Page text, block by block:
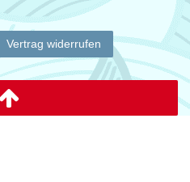
Vertrag widerrufen